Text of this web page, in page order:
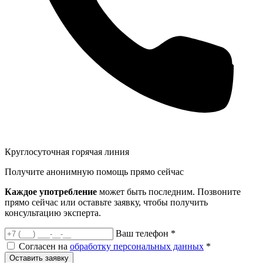
Круглосуточная горячая линия
Получите анонимную помощь прямо сейчас
Каждое употребление может быть последним. Позвоните
прямо сейчас или оставьте заявку, чтобы получить
консультацию эксперта.
Ваш телефон *
Согласен на обработку персональных данных *
Оставить заявку